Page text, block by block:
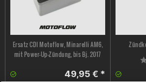
Ersatz CDI Motoflow, Minarelli AM6,
mit Power-Up-Zündung, bis Bj. 2017
49,95 € *